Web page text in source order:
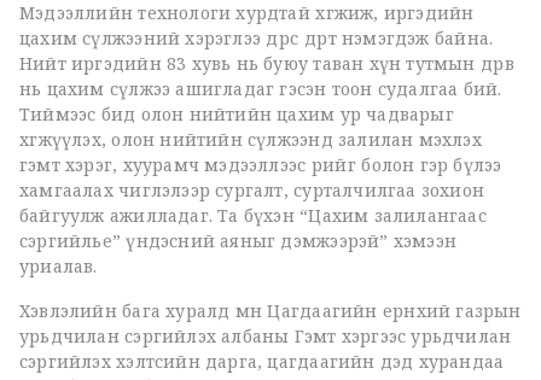
Мэдээллийн технологи хурдтай хөгжиж, иргэдийн
цахим сүлжээний хэрэглээ өдрөөс өдөрт нэмэгдэж байна.
Нийт иргэдийн 83 хувь нь буюу таван хүн тутмын дөрөв
нь цахим сүлжээ ашигладаг гэсэн тоон судалгаа бий.
Тиймээс бид олон нийтийн цахим ур чадварыг
хөгжүүлэх, олон нийтийн сүлжээнд залилан мэхлэх
гэмт хэрэг, хуурамч мэдээллээс өөрийгөө болон гэр бүлээ
хамгаалах чиглэлээр сургалт, сурталчилгаа зохион
байгуулж ажилладаг. Та бүхэн “Цахим залилангаас
сэргийлье” үндэсний аяныг дэмжээрэй” хэмээн
уриалав.
Хэвлэлийн бага хуралд мөн Цагдаагийн ерөнхий газрын
урьдчилан сэргийлэх албаны Гэмт хэргээс урьдчилан
сэргийлэх хэлтсийн дарга, цагдаагийн дэд хурандаа